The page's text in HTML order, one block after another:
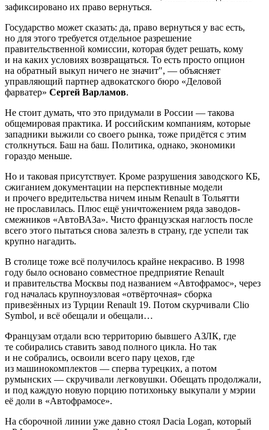
зафиксировано их право вернуться.
Государство может сказать: да, право вернуться у вас есть,
но для этого требуется отдельное разрешение
правительственной комиссии, которая будет решать, кому
и на каких условиях возвращаться. То есть просто опцион
на обратный выкуп ничего не значит", — объясняет
управляющий партнер адвокатского бюро «Деловой
фарватер» Сергей Варламов.
Не стоит думать, что это придумали в России — такова
общемировая практика. И российским компаниям, которые
западники выжили со своего рынка, тоже придётся с этим
столкнуться. Баш на баш. Политика, однако, экономики
гораздо меньше.
Но и таковая присутствует. Кроме разрушения заводского КБ,
сжиганием документации на перспективные модели
и прочего вредительства ничем иным Renault в Тольятти
не прославилась. Плюс ещё уничтожением ряда заводов-
смежников «АвтоВАЗа». Чисто французская наглость после
всего этого пытаться снова залезть в страну, где успели так
крупно нагадить.
В столице тоже всё получилось крайне некрасиво. В 1998
году было основано совместное предприятие Renault
и правительства Москвы под названием «Автофрамос», через
год началась крупноузловая «отвёрточная» сборка
привезённых из Турции Renault 19. Потом скурчивали Clio
Symbol, и всё обещали и обещали…
Французам отдали всю территорию бывшего АЗЛК, где
те собирались ставить завод полного цикла. Но так
и не собрались, освоили всего пару цехов, где
из машинокомплектов — сперва турецких, а потом
румынских — скручивали легковушки. Обещать продолжали,
и под каждую новую порцию потихоньку выкупали у мэрии
её доли в «Автофрамосе».
На сборочной линии уже давно стоял Dacia Logan, который